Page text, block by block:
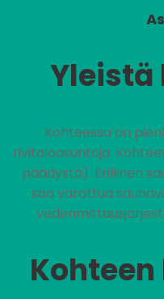
Yleistä
Kohteessa on
rivitaloasuntoja.
päädystä). Erillinen
saa varattua